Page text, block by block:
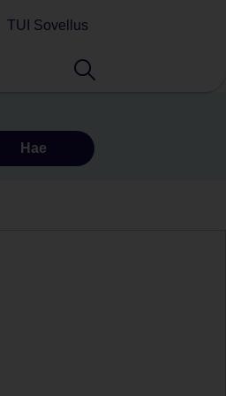
TUI Sovellus
Hae